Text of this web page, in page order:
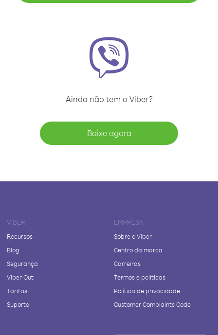
Ainda não tem o Viber?
Baixe agora
VIBER
Recursos
Blog
Segurança
Viber Out
Tarifas
Suporte
EMPRESA
Sobre o Viber
Centro da marca
Carreiras
Termos e políticas
Política de privacidade
Customer Complaints Code